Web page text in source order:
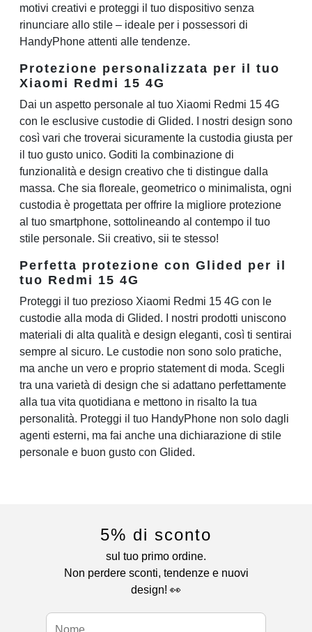
motivi creativi e proteggi il tuo dispositivo senza
rinunciare allo stile – ideale per i possessori di
HandyPhone attenti alle tendenze.
Protezione personalizzata per il tuo
Xiaomi Redmi 15 4G
Dai un aspetto personale al tuo Xiaomi Redmi 15 4G
con le esclusive custodie di Glided. I nostri design sono
così vari che troverai sicuramente la custodia giusta per
il tuo gusto unico. Goditi la combinazione di
funzionalità e design creativo che ti distingue dalla
massa. Che sia floreale, geometrico o minimalista, ogni
custodia è progettata per offrire la migliore protezione
al tuo smartphone, sottolineando al contempo il tuo
stile personale. Sii creativo, sii te stesso!
Perfetta protezione con Glided per il
tuo Redmi 15 4G
Proteggi il tuo prezioso Xiaomi Redmi 15 4G con le
custodie alla moda di Glided. I nostri prodotti uniscono
materiali di alta qualità e design eleganti, così ti sentirai
sempre al sicuro. Le custodie non sono solo pratiche,
ma anche un vero e proprio statement di moda. Scegli
tra una varietà di design che si adattano perfettamente
alla tua vita quotidiana e mettono in risalto la tua
personalità. Proteggi il tuo HandyPhone non solo dagli
agenti esterni, ma fai anche una dichiarazione di stile
personale e buon gusto con Glided.
5% di sconto
sul tuo primo ordine.
Non perdere sconti, tendenze e nuovi
design! 👀